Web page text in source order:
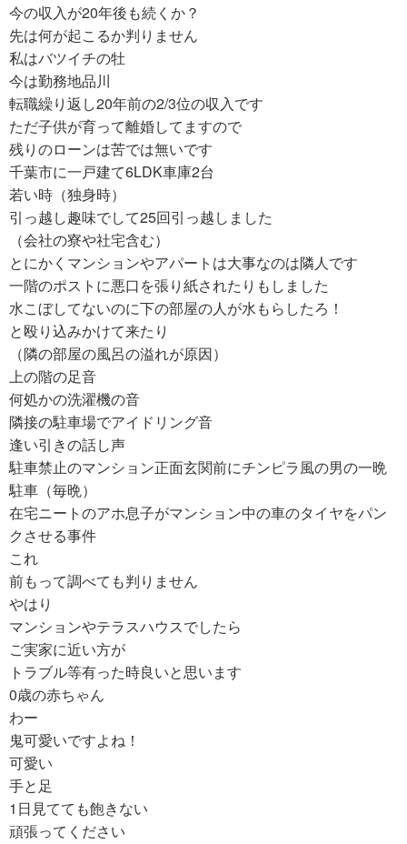
今の収入が20年後も続くか？
先は何が起こるか判りません
私はバツイチの牡
今は勤務地品川
転職繰り返し20年前の2/3位の収入です
ただ子供が育って離婚してますので
残りのローンは苦では無いです
千葉市に一戸建て6LDK車庫2台
若い時（独身時）
引っ越し趣味でして25回引っ越しました
（会社の寮や社宅含む）
とにかくマンションやアパートは大事なのは隣人です
一階のポストに悪口を張り紙されたりもしました
水こぼしてないのに下の部屋の人が水もらしたろ！
と殴り込みかけて来たり
（隣の部屋の風呂の溢れが原因）
上の階の足音
何処かの洗濯機の音
隣接の駐車場でアイドリング音
逢い引きの話し声
駐車禁止のマンション正面玄関前にチンピラ風の男の一晩
駐車（毎晩）
在宅ニートのアホ息子がマンション中の車のタイヤをパン
クさせる事件
これ
前もって調べても判りません
やはり
マンションやテラスハウスでしたら
ご実家に近い方が
トラブル等有った時良いと思います
0歳の赤ちゃん
わー
鬼可愛いですよね！
可愛い
手と足
1日見てても飽きない
頑張ってください